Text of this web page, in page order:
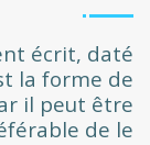
écrit, daté
la forme de
il peut être
de le